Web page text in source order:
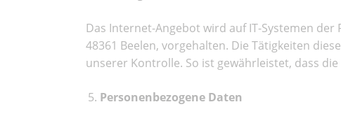
Das Internet-Angebot wird auf IT-Systemen
48361 Beelen, vorgehalten. Die Tätigkeiten
unserer Kontrolle. So ist gewährleistet, dass
Personenbezogene Daten